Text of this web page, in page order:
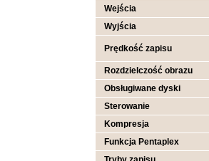
Wejścia
Wyjścia
Prędkość zapisu
Rozdzielczość obrazu
Obsługiwane dyski
Sterowanie
Kompresja
Funkcja Pentaplex